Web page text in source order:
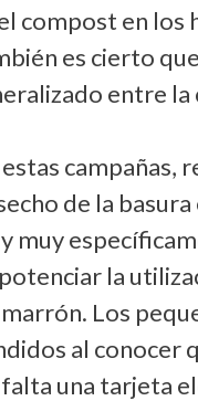
compost en los
es cierto
entre la
campañas,
de la basura
muy
la
Los
al conocer
una tarjeta